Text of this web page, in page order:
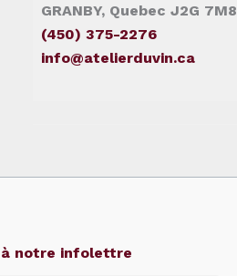
GRANBY, Quebec J2G 7M8
(450) 375-2276
info@atelierduvin.ca
notre infolettre